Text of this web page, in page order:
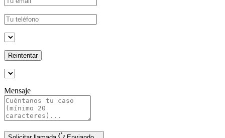
Reintentar
Mensaje